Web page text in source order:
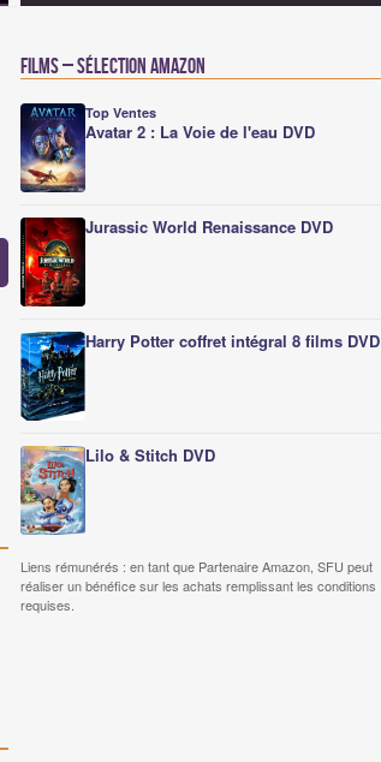
Films – Sélection Amazon
Top Ventes
Avatar 2 : La Voie de l'eau DVD
Jurassic World Renaissance DVD
Harry Potter coffret intégral 8 films DVD
Lilo & Stitch DVD
Liens rémunérés : en tant que Partenaire Amazon, SFU peut
réaliser un bénéfice sur les achats remplissant les conditions
requises.